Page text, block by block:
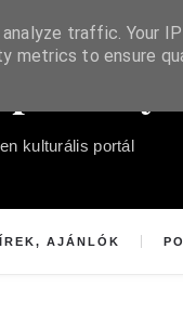
kulturális portál
AJÁNLÓK
traffic. Your
metrics to ensure